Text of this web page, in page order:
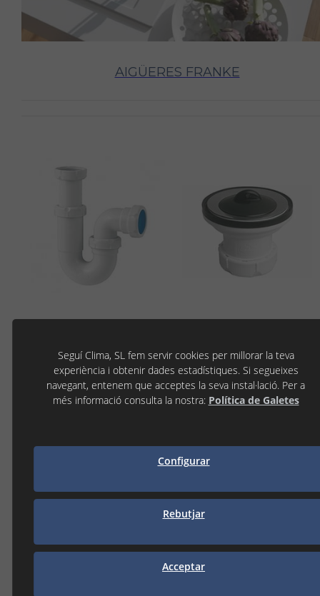
AIGÜERES FRANKE
DESGUAS
Seguí Clima, SL fem servir cookies per millorar la teva
experiència i obtenir dades estadístiques. Si segueixes
navegant, entenem que acceptes la seva instal·lació. Per a
més informació consulta la nostra: Política de Galetes
Configurar
Rebutjar
Acceptar